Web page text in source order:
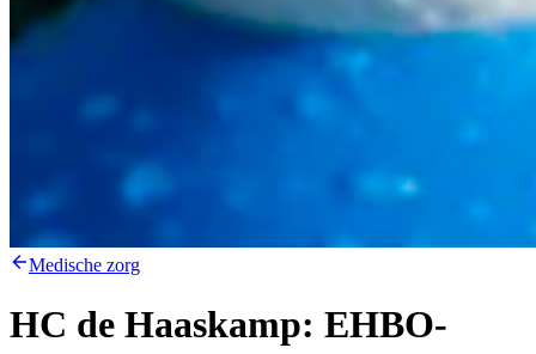
Medische zorg
HC de Haaskamp: EHBO-